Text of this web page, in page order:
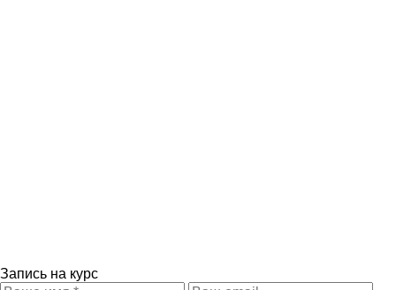
Запись на курс